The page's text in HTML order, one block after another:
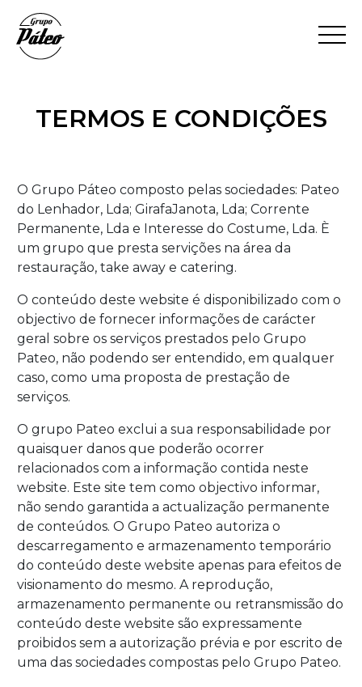
TERMOS E CONDIÇÕES
O Grupo Páteo composto pelas sociedades: Pateo
do Lenhador, Lda; GirafaJanota, Lda; Corrente
Permanente, Lda e Interesse do Costume, Lda. È
um grupo que presta servições na área da
restauração, take away e catering.
O conteúdo deste website é disponibilizado com o
objectivo de fornecer informações de carácter
geral sobre os serviços prestados pelo Grupo
Pateo, não podendo ser entendido, em qualquer
caso, como uma proposta de prestação de
serviços.
O grupo Pateo exclui a sua responsabilidade por
quaisquer danos que poderão ocorrer
relacionados com a informação contida neste
website. Este site tem como objectivo informar,
não sendo garantida a actualização permanente
de conteúdos. O Grupo Pateo autoriza o
descarregamento e armazenamento temporário
do conteúdo deste website apenas para efeitos de
visionamento do mesmo. A reprodução,
armazenamento permanente ou retransmissão do
conteúdo deste website são expressamente
proibidos sem a autorização prévia e por escrito de
uma das sociedades compostas pelo Grupo Pateo.